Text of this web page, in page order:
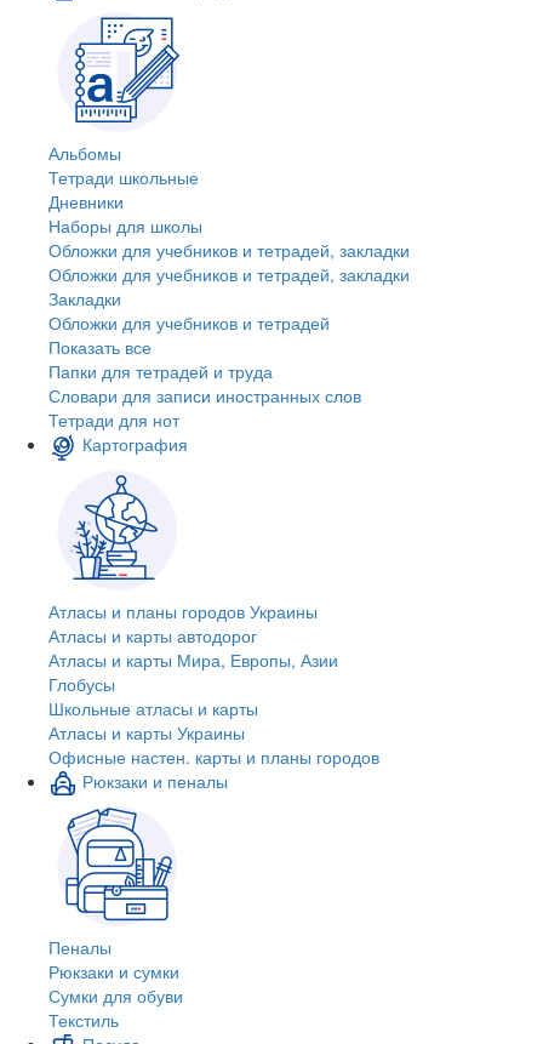
Альбомы
Тетради школьные
Дневники
Наборы для школы
Обложки для учебников и тетрадей, закладки
Обложки для учебников и тетрадей, закладки
Закладки
Обложки для учебников и тетрадей
Показать все
Папки для тетрадей и труда
Словари для записи иностранных слов
Тетради для нот
Картография
Атласы и планы городов Украины
Атласы и карты автодорог
Атласы и карты Мира, Европы, Азии
Глобусы
Школьные атласы и карты
Атласы и карты Украины
Офисные настен. карты и планы городов
Рюкзаки и пеналы
Пеналы
Рюкзаки и сумки
Сумки для обуви
Текстиль